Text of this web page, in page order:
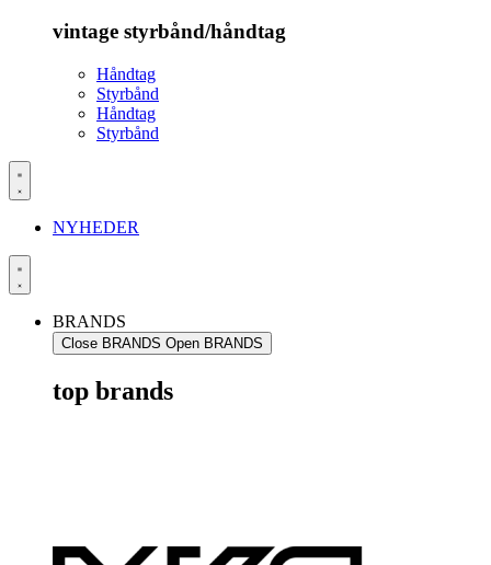
vintage styrbånd/håndtag
Håndtag
Styrbånd
Håndtag
Styrbånd
NYHEDER
BRANDS
Close BRANDS Open BRANDS
top brands